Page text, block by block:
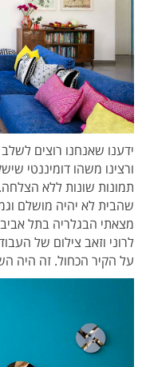
ידענו שאנחנו רוצים
ורצינו משהו דומיננטי
תמונות שונות ללא
שהבית לא יהיה מושלם
מצאתי הבגלריה בתל
לרוני וזאב צילום של
על הקיר הכחול. זה היה